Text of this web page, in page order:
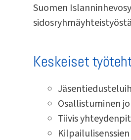
Suomen
Keskeiset
Osallistuminen
Tiivis